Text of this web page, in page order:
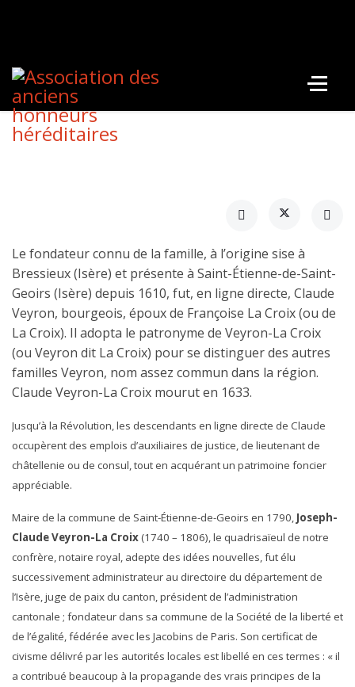
Le fondateur connu de la famille, à l’origine sise à
Bressieux (Isère) et présente à Saint-Étienne-de-Saint-
Geoirs (Isère) depuis 1610, fut, en ligne directe, Claude
Veyron, bourgeois, époux de Françoise La Croix (ou de
La Croix). Il adopta le patronyme de Veyron-La Croix
(ou Veyron dit La Croix) pour se distinguer des autres
familles Veyron, nom assez commun dans la région.
Claude Veyron-La Croix mourut en 1633.
Jusqu’à la Révolution, les descendants en ligne directe de Claude
occupèrent des emplois d’auxiliaires de justice, de lieutenant de
châtellenie ou de consul, tout en acquérant un patrimoine foncier
appréciable.
Maire de la commune de Saint-Étienne-de-Geoirs en 1790, Joseph-
Claude Veyron-La Croix(1740 – 1806), le quadrisaïeul de notre
confrère, notaire royal, adepte des idées nouvelles, fut élu
successivement administrateur au directoire du département de
l’Isère, juge de paix du canton, président de l’administration
cantonale ; fondateur dans sa commune de la Société de la liberté et
de l’égalité, fédérée avec les Jacobins de Paris. Son certificat de
civisme délivré par les autorités locales est libellé en ces termes : « il
a contribué beaucoup à la propagande des vrais principes de la